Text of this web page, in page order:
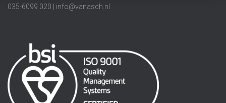
035-6099 020 | info@vanasch.nl